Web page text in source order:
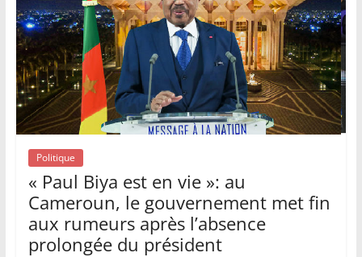
Politique
« Paul Biya est en vie »: au
Cameroun, le gouvernement met fin
aux rumeurs après l’absence
prolongée du président